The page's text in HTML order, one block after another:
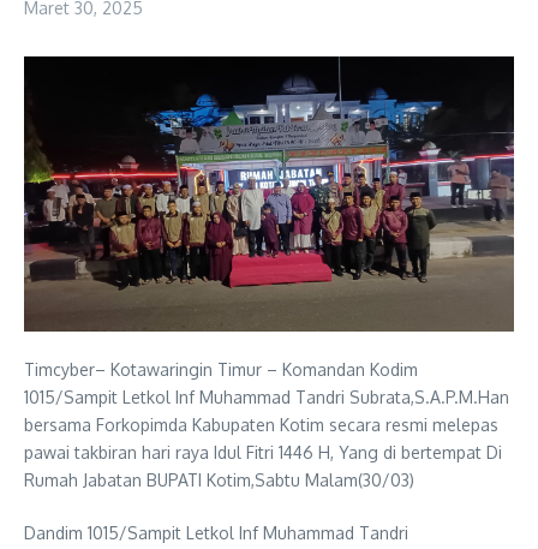
Maret 30, 2025
Timcyber– Kotawaringin Timur – Komandan Kodim
1015/Sampit Letkol Inf Muhammad Tandri Subrata,S.A.P.M.Han
bersama Forkopimda Kabupaten Kotim secara resmi melepas
pawai takbiran hari raya Idul Fitri 1446 H, Yang di bertempat Di
Rumah Jabatan BUPATI Kotim,Sabtu Malam(30/03)
Dandim 1015/Sampit Letkol Inf Muhammad Tandri